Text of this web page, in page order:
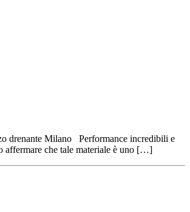
drenante Milano Performance incredibili e
affermare che tale materiale è uno […]